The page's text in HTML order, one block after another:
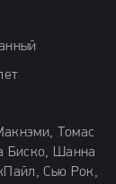
Томас
Биско, Шанна
Сью Рок,